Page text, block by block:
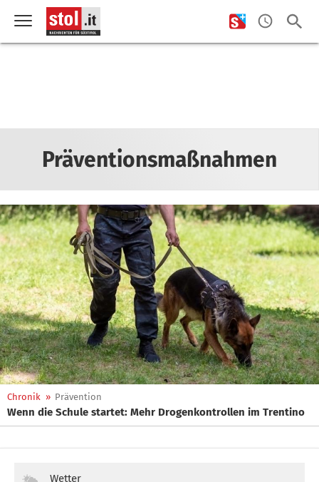
Präventionsmaßnahmen
Chronik » Prävention
Wenn die Schule startet: Mehr Drogenkontrollen im Trentino
Wetter